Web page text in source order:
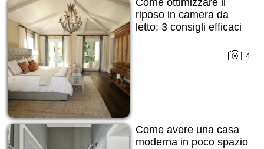
Come ottimizzare il
riposo in camera da
letto: 3 consigli efficaci
4
Come avere una casa
moderna in poco spazio